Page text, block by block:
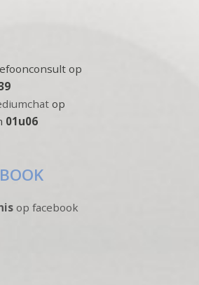
op
op
01u06
op facebook